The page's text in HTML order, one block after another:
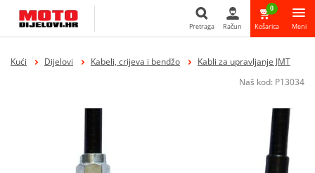
Pretraga
Pretraga Račun
0
Košarica Meni
Kući Dijelovi Kabeli, crijeva i bendžo
Kabli za upravljanje JMT
Naš kod: P13034